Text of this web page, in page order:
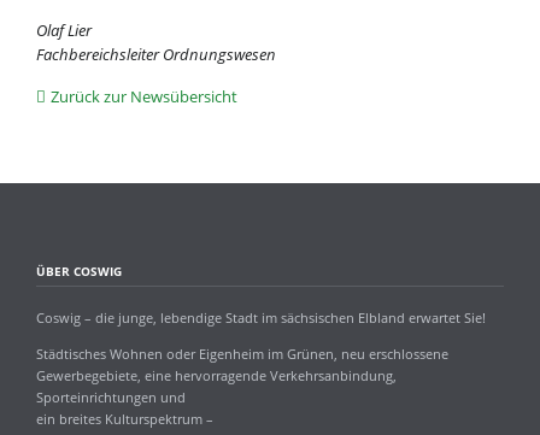
Olaf Lier
Fachbereichsleiter Ordnungswesen
Zurück zur Newsübersicht
ÜBER COSWIG
Coswig – die junge, lebendige Stadt im sächsischen Elbland erwartet Sie!
Städtisches Wohnen oder Eigenheim im Grünen, neu erschlossene
Gewerbegebiete, eine hervorragende Verkehrsanbindung,
Sporteinrichtungen und
ein breites Kulturspektrum –